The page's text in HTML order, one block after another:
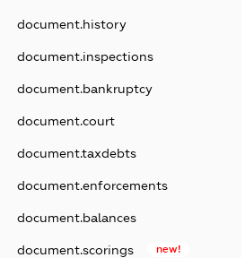
document.history
document.inspections
document.bankruptcy
document.court
document.taxdebts
document.enforcements
document.balances
document.scorings new!